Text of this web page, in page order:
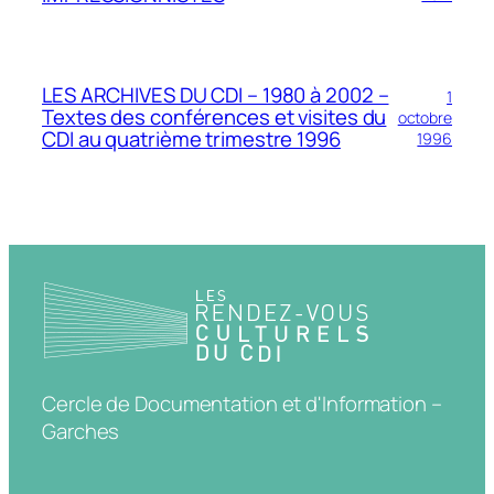
LES ARCHIVES DU CDI – 1980 à 2002 –
Textes des conférences et visites du
CDI au quatrième trimestre 1996
1
octobre
1996
Cercle de Documentation et d'Information –
Garches